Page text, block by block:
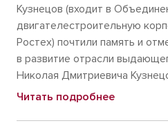
Кузнецов (входит в
двигателестроительную
Ростех) почтили память и
в развитие отрасли
Николая Дмитриевича
Читать подробнее